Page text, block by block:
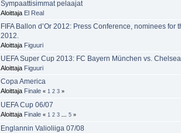
Sympaattisimmat pelaajat
Aloittaja El Real
FIFA Ballon d’Or 2012: Press Conference, nominees for
2012.
Aloittaja Figuuri
UEFA Super Cup 2013: FC Bayern München vs.
Aloittaja Figuuri
Copa America
Aloittaja Finale « 1 2 3 »
UEFA Cup 06/07
Aloittaja Finale « 1 2 3 5 »
Englannin Valioliiga 07/08